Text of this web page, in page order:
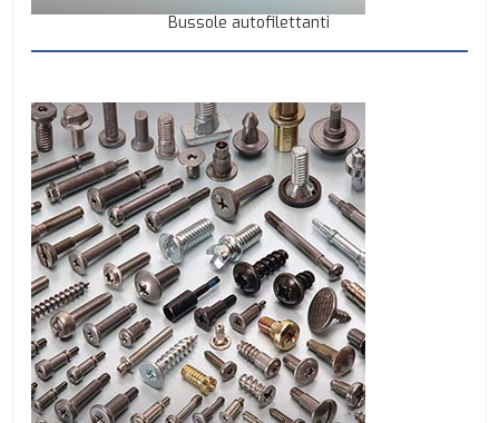
Bussole autofilettanti